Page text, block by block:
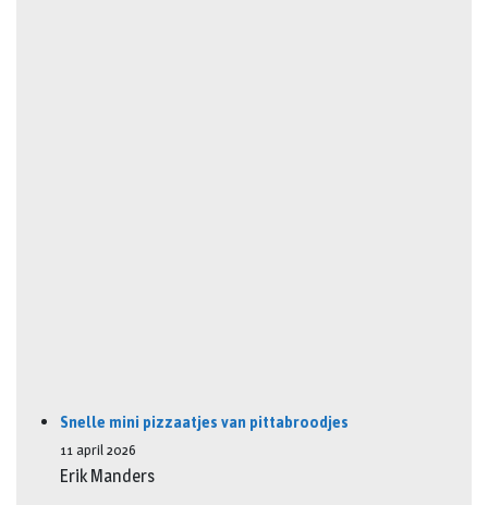
Snelle mini pizzaatjes van pittabroodjes
11 april 2026
Erik Manders